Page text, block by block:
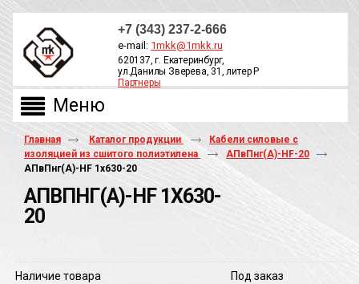
+7 (343) 237-2-666
e-mail: 1mkk@1mkk.ru
620137, г. Екатеринбург,
ул.Данилы Зверева, 31, литер Р
Партнеры
Главная Каталог продукции
Кабели силовые с
изоляцией из сшитого полиэтилена
АПвПнг(А)-HF-20
АПвПнг(A)-HF 1х630-20
АПВПНГ(A)-HF 1Х630-
20
Наличие товара Под заказ